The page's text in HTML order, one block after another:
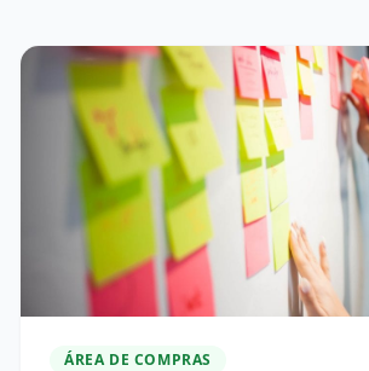
ÁREA DE COMPRAS